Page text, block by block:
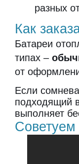
разных
Как
Батареи
типах –
от
Если
подходящий
выполняет